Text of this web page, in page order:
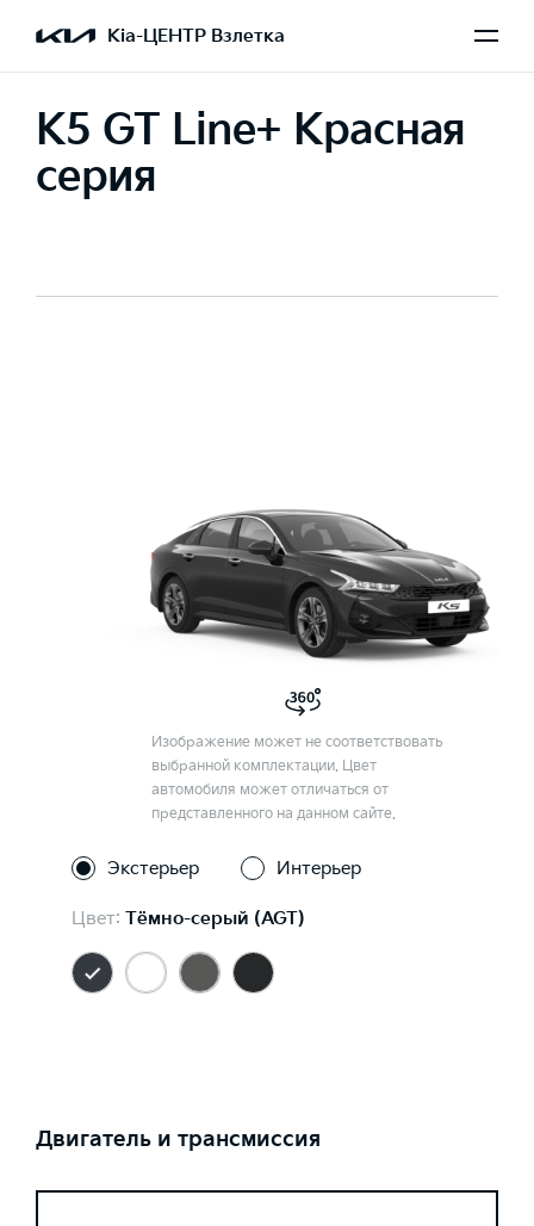
Kia-ЦЕНТР Взлетка
K5 GT Line+ Красная
серия
Изображение может не соответствовать
выбранной комплектации. Цвет
автомобиля может отличаться от
представленного на данном сайте.
Экстерьер Интерьер
Цвет: Тёмно-серый (AGT)
Двигатель и трансмиссия